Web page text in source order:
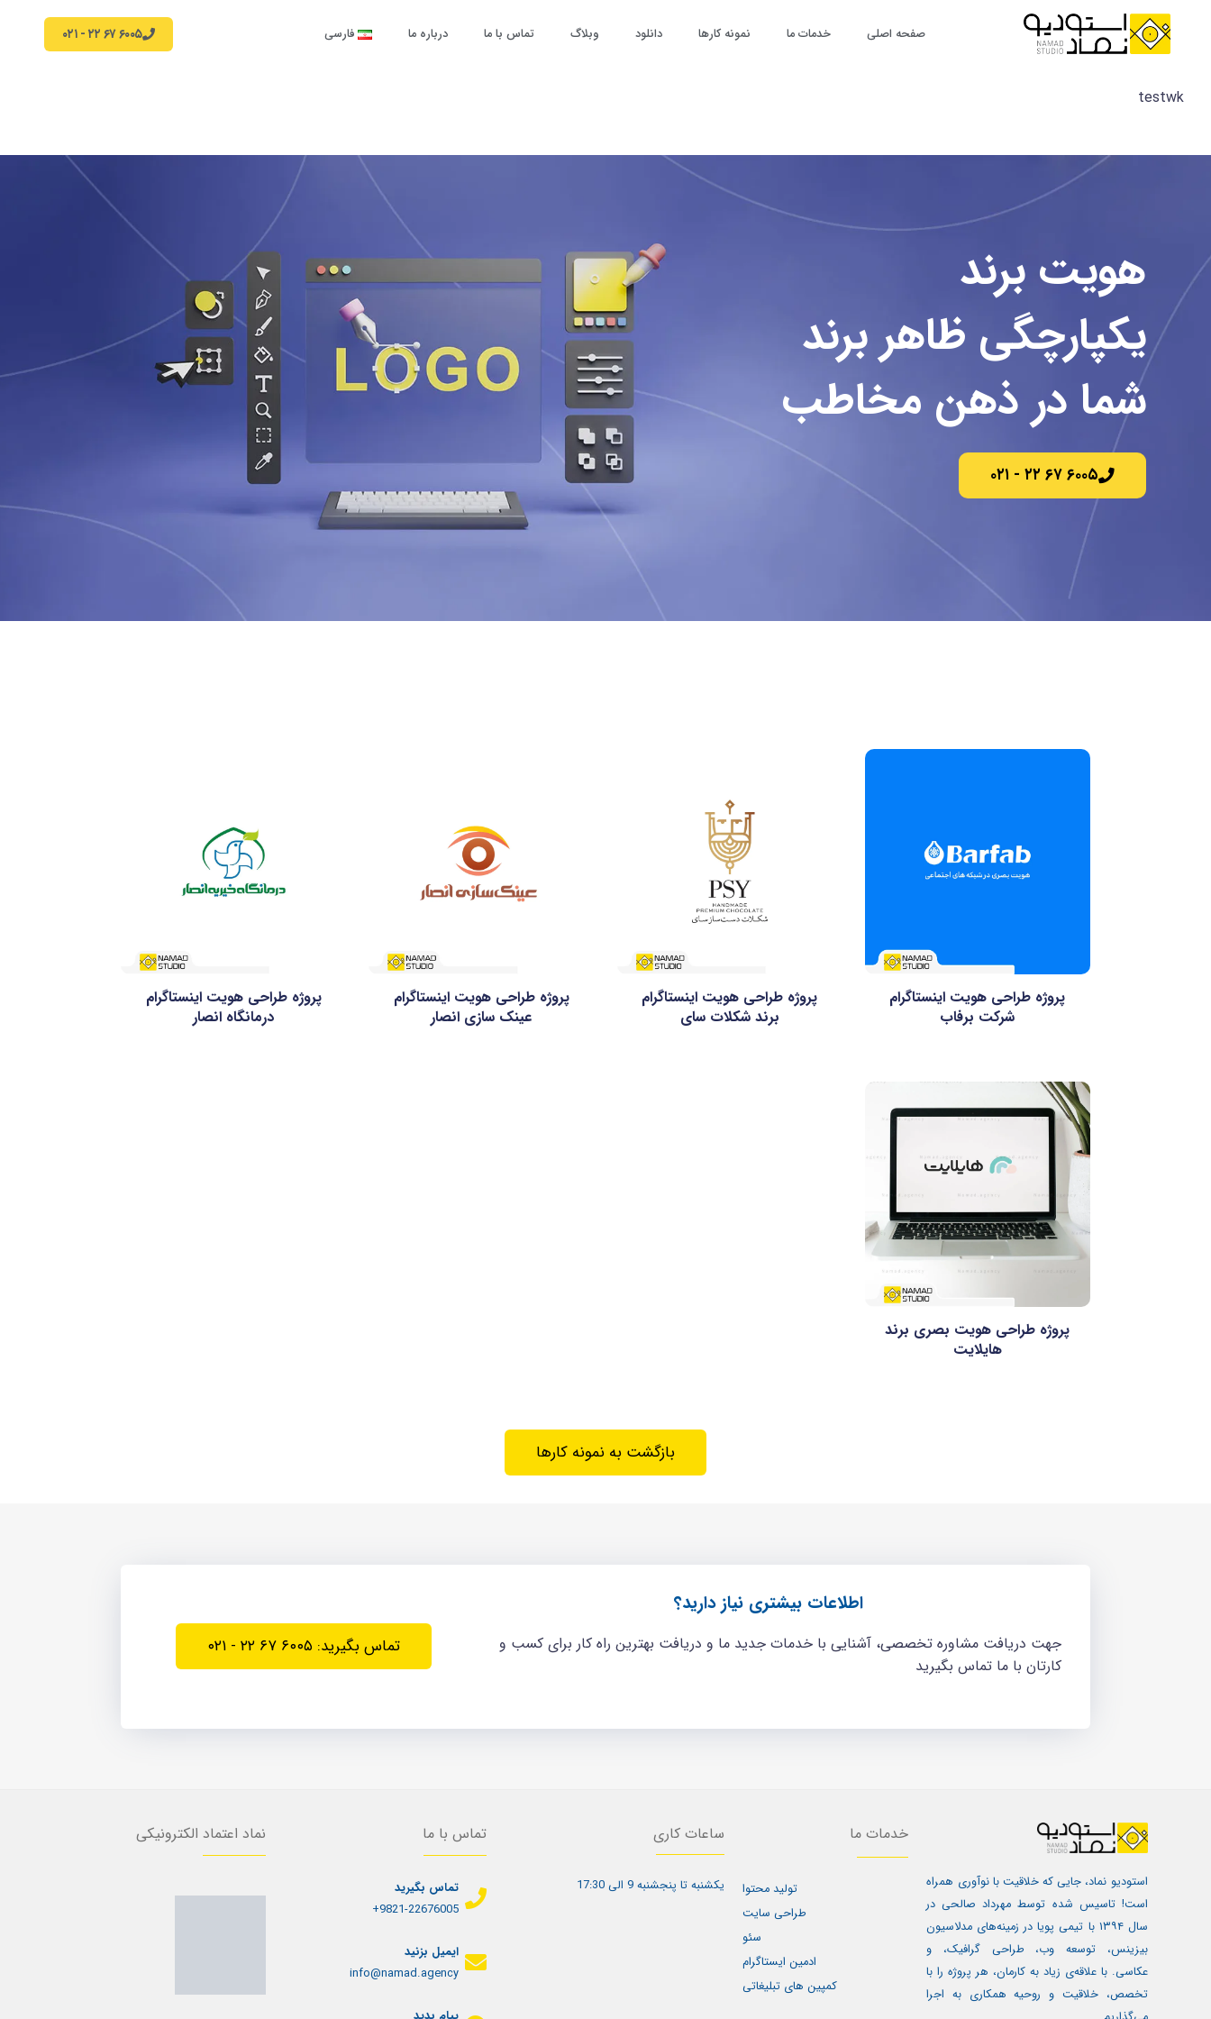
صفحه اصلی خدمات ما نمونه کارها دانلود وبلاگ تماس با ما درباره ما فارسی ۶۰۰۵ ۶۷ ۲۲ - ۰۲۱
testwk
هویت برند
یکپارچگی ظاهر برند
شما در ذهن مخاطب
۶۰۰۵ ۶۷ ۲۲ - ۰۲۱
پروژه طراحی هویت اینستاگرام
شرکت برفاب
پروژه طراحی هویت اینستاگرام
برند شکلات سای
پروژه طراحی هویت اینستاگرام
عینک سازی انصار
پروژه طراحی هویت اینستاگرام
درمانگاه انصار
پروژه طراحی هویت بصری برند
هایلایت
بازگشت به نمونه کارها
اطلاعات بیشتری نیاز دارید؟
جهت دریافت مشاوره تخصصی، آشنایی با خدمات جدید ما و دریافت بهترین راه کار برای کسب و
کارتان با ما تماس بگیرید
تماس بگیرید: ۶۰۰۵ ۶۷ ۲۲ - ۰۲۱
استودیو نماد، جایی که خلاقیت با نوآوری همراه
است! تاسیس شده توسط مهرداد صالحی در
سال ۱۳۹۴ با تیمی پویا در زمینه‌های مدلاسیون
بیزینس، توسعه وب، طراحی گرافیک، و
عکاسی. با علاقه‌ی زیاد به کارمان، هر پروژه را با
تخصص، خلاقیت و روحیه همکاری به اجرا
خدمات ما
تولید محتوا
طراحی سایت
سئو
ادمین ایستاگرام
کمپین های تبلیغاتی
ساعات کاری
یکشنبه تا پنجشنبه 9 الی 17:30
تماس با ما
تماس بگیرید
9821-22676005+
ایمیل بزنید
info@namad.agency
نماد اعتماد الکترونیکی